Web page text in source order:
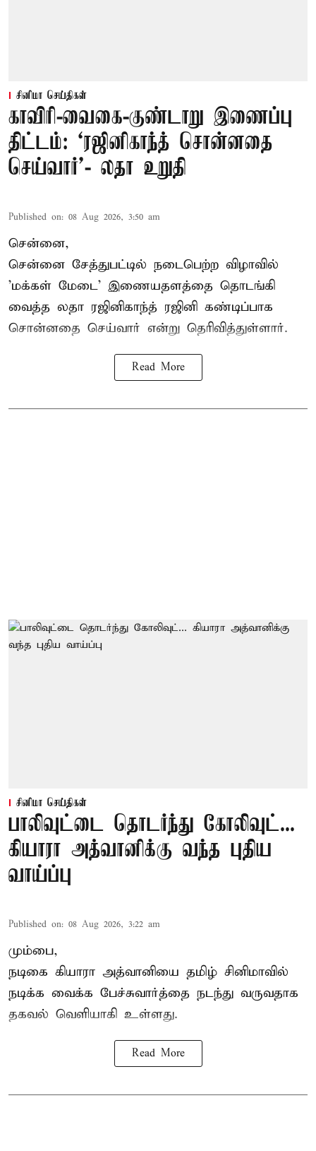
சினிமா செய்திகள்
காவிரி-வைகை-குண்டாறு இணைப்பு
திட்டம்: ‘ரஜினிகாந்த் சொன்னதை
செய்வார்’- லதா உறுதி
Published on: 08 Aug 2026, 3:50 am
சென்னை,
சென்னை சேத்துபட்டில் நடைபெற்ற விழாவில்
'மக்கள் மேடை' இணையதளத்தை தொடங்கி
வைத்த லதா ரஜினிகாந்த் ரஜினி கண்டிப்பாக
சொன்னதை செய்வார் என்று தெரிவித்துள்ளார்.
Read More
சினிமா செய்திகள்
பாலிவுட்டை தொடர்ந்து கோலிவுட்...
கியாரா அத்வானிக்கு வந்த புதிய
வாய்ப்பு
Published on: 08 Aug 2026, 3:22 am
மும்பை,
நடிகை கியாரா அத்வானியை தமிழ் சினிமாவில்
நடிக்க வைக்க பேச்சுவார்த்தை நடந்து வருவதாக
தகவல் வெளியாகி உள்ளது.
Read More